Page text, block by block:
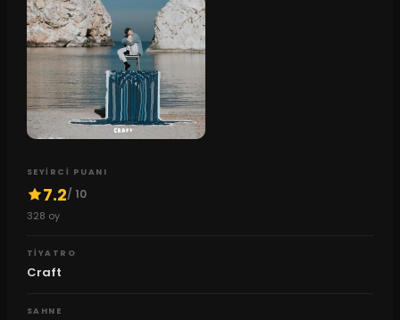
SEYIRCI PUANI
7.2/ 10
328 oy
TIYATRO
Craft
SAHNE